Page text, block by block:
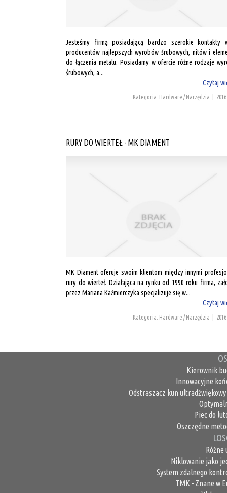
Jesteśmy firmą posiadającą bardzo szerokie kontakty
producentów najlepszych wyrobów śrubowych, nitów i
do łączenia metalu. Posiadamy w ofercie różne rodzaje
śrubowych, a...
Czytaj
Kategoria: Hardware / Narzędzia
RURY DO WIERTEŁ - MK DIAMENT
MK Diament oferuje swoim klientom między innymi
rury do wierteł. Działająca na rynku od 1990 roku firma,
przez Mariana Kaźmierczyka specjalizuje się w...
Czytaj
Kategoria: Hardware / Narzędzia
Kierownik
Innowacyjne
Odstraszacz kun
Piec do
Oszczędne
Niklowanie jako
System zdalnego
TMK - Znane w